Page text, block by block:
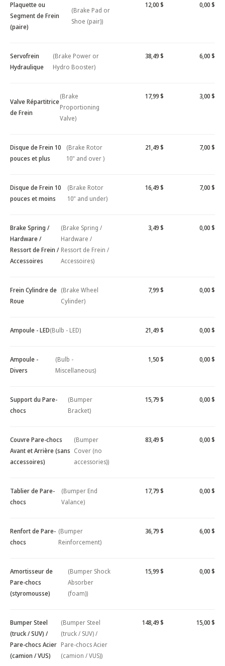
Plaquette ou
Segment de Frein
(paire)
(Brake Pad or
Shoe (pair))
12,00 $ 0,00 $
Servofrein
Hydraulique
(Brake Power or
Hydro Booster)
38,49 $ 6,00 $
Valve Répartitrice
de Frein
(Brake
Proportioning
Valve)
17,99 $ 3,00 $
Disque de Frein 10
pouces et plus
(Brake Rotor
10" and over )
21,49 $ 7,00 $
Disque de Frein 10
pouces et moins
(Brake Rotor
10" and under)
16,49 $ 7,00 $
Brake Spring /
Hardware /
Ressort de Frein /
Accessoires
(Brake Spring /
Hardware /
Ressort de Frein /
Accessoires)
3,49 $ 0,00 $
Frein Cylindre de
Roue
(Brake Wheel
Cylinder)
7,99 $ 0,00 $
Ampoule - LED(Bulb - LED) 21,49 $ 0,00 $
Ampoule -
Divers
(Bulb -
Miscellaneous)
1,50 $ 0,00 $
Support du Pare-
chocs
(Bumper
Bracket)
15,79 $ 0,00 $
Couvre Pare-chocs
Avant et Arrière (sans
accessoires)
(Bumper
Cover (no
accessories))
83,49 $ 0,00 $
Tablier de Pare-
chocs
(Bumper End
Valance)
17,79 $ 0,00 $
Renfort de Pare-
chocs
(Bumper
Reinforcement)
36,79 $ 6,00 $
Amortisseur de
Pare-chocs
(styromousse)
(Bumper Shock
Absorber
(foam))
15,99 $ 0,00 $
Bumper Steel
(truck / SUV) /
Pare-chocs Acier
(camion / VUS)
(Bumper Steel
(truck / SUV) /
Pare-chocs Acier
(camion / VUS))
148,49 $ 15,00 $